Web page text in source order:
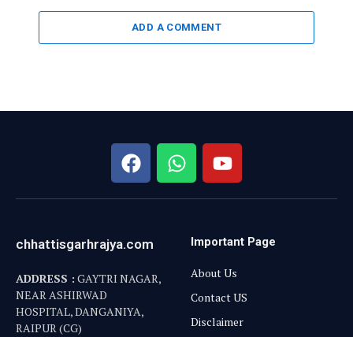
ADD A COMMENT
chhattisgarhrajya.com
ADDRESS : GAYTRI NAGAR,
NEAR ASHIRWAD
HOSPITAL, DANGANIYA,
RAIPUR (CG)
Important Page
About Us
Contact US
Disclaimer